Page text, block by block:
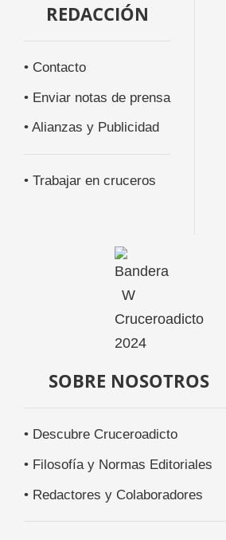
REDACCIÓN
• Contacto
• Enviar notas de prensa
• Alianzas y Publicidad
• Trabajar en cruceros
SOBRE NOSOTROS
• Descubre Cruceroadicto
• Filosofía y Normas Editoriales
• Redactores y Colaboradores